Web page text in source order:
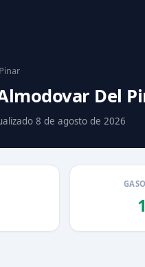
Del
8 de agosto de 2026